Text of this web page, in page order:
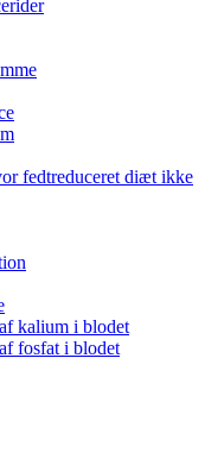
fedtreduceret diæt ikke
kalium i blodet
fosfat i blodet